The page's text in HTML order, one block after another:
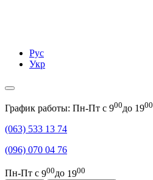
Рус
Укр
График работы: Пн-Пт с 900до 1900
(063) 533 13 74
(096) 070 04 76
Пн-Пт с 900до 1900